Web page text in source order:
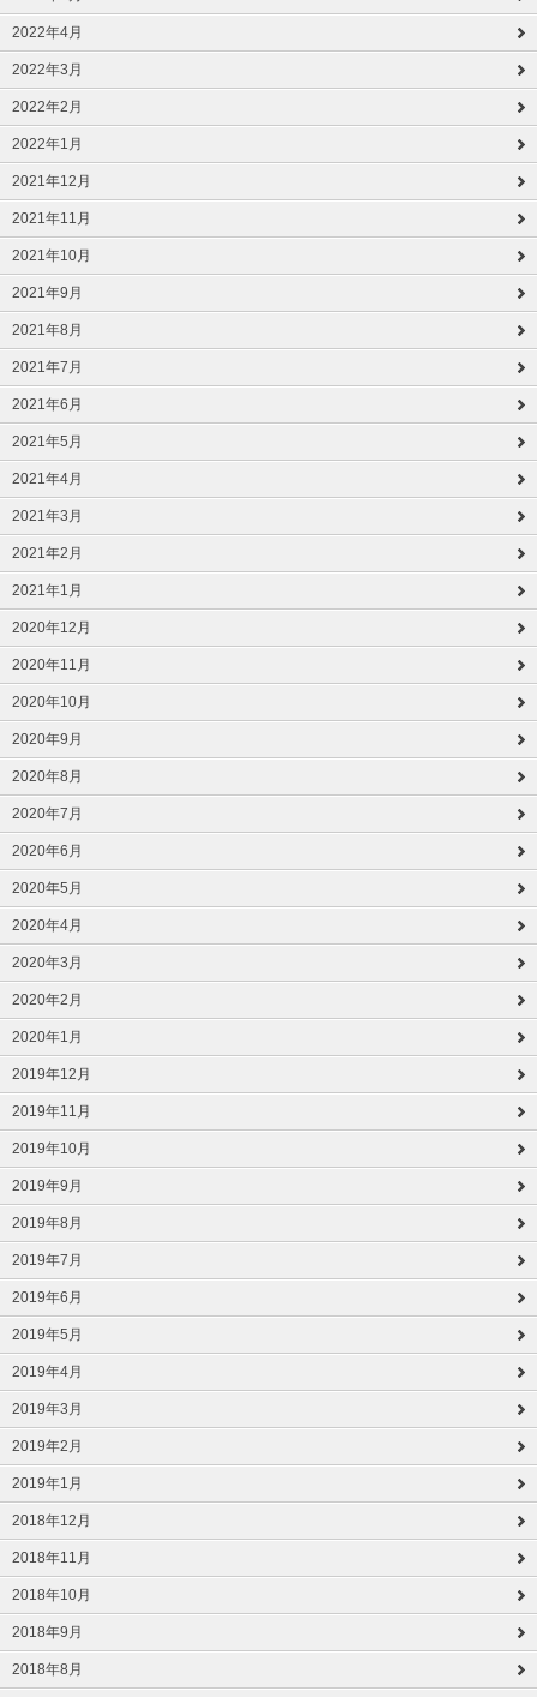
2022年4月
2022年3月
2022年2月
2022年1月
2021年12月
2021年11月
2021年10月
2021年9月
2021年8月
2021年7月
2021年6月
2021年5月
2021年4月
2021年3月
2021年2月
2021年1月
2020年12月
2020年11月
2020年10月
2020年9月
2020年8月
2020年7月
2020年6月
2020年5月
2020年4月
2020年3月
2020年2月
2020年1月
2019年12月
2019年11月
2019年10月
2019年9月
2019年8月
2019年7月
2019年6月
2019年5月
2019年4月
2019年3月
2019年2月
2019年1月
2018年12月
2018年11月
2018年10月
2018年9月
2018年8月